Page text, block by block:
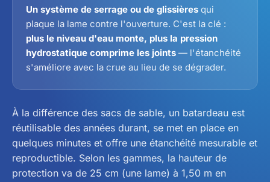
Un système de serrage ou de glissières qui
plaque la lame contre l'ouverture. C'est la clé :
plus le niveau d'eau monte, plus la pression
hydrostatique comprime les joints — l'étanchéité
s'améliore avec la crue au lieu de se dégrader.
À la différence des sacs de sable, un batardeau est
réutilisable des années durant, se met en place en
quelques minutes et offre une étanchéité mesurable et
reproductible. Selon les gammes, la hauteur de
protection va de 25 cm (une lame) à 1,50 m en